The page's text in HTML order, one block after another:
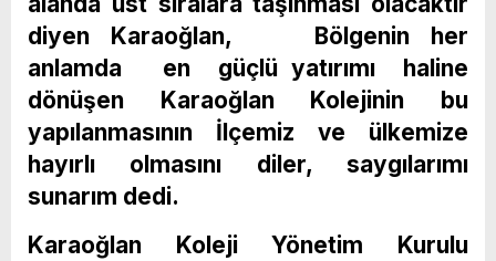
diyen Karaoğlan, Bölgenin her
anlamda en güçlü yatırımı haline
dönüşen Karaoğlan Kolejinin bu
yapılanmasının İlçemiz ve ülkemize
hayırlı olmasını diler, saygılarımı
sunarım dedi.
Karaoğlan Koleji Yönetim Kurulu